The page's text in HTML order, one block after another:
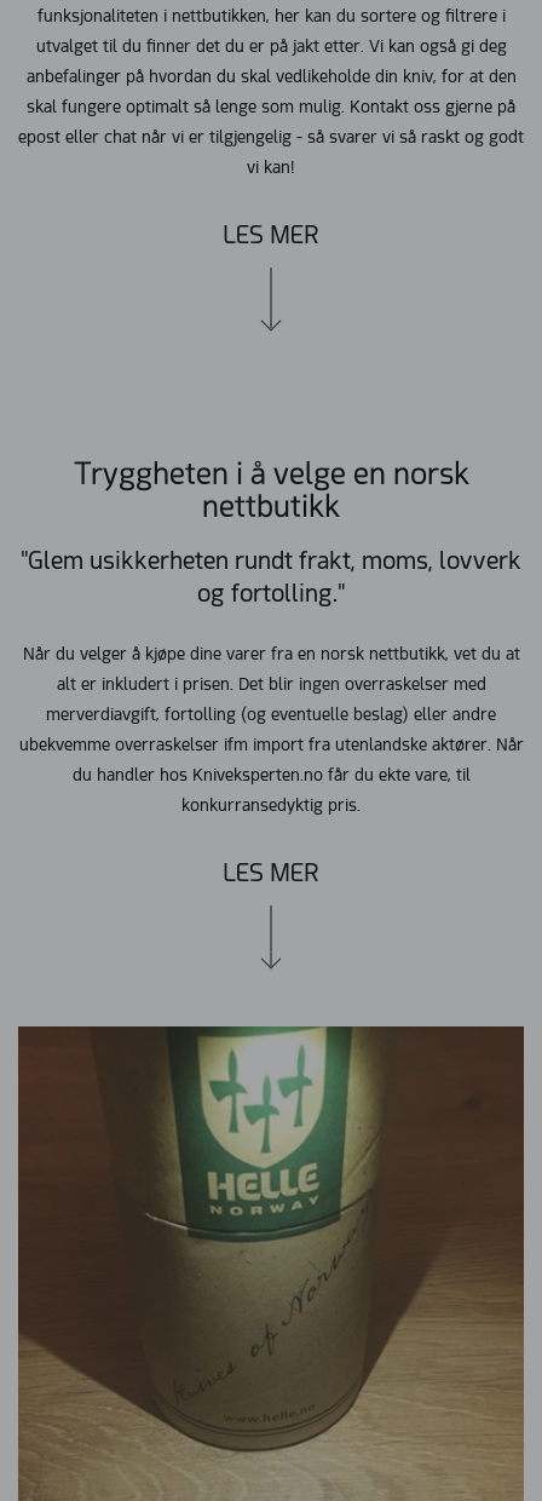
funksjonaliteten i nettbutikken, her kan du sortere og filtrere i
utvalget til du finner det du er på jakt etter. Vi kan også gi deg
anbefalinger på hvordan du skal vedlikeholde din kniv, for at den
skal fungere optimalt så lenge som mulig. Kontakt oss gjerne på
epost eller chat når vi er tilgjengelig - så svarer vi så raskt og godt
vi kan!
LES MER
Tryggheten i å velge en norsk
nettbutikk
"Glem usikkerheten rundt frakt, moms, lovverk
og fortolling."
Når du velger å kjøpe dine varer fra en norsk nettbutikk, vet du at
alt er inkludert i prisen. Det blir ingen overraskelser med
merverdiavgift, fortolling (og eventuelle beslag) eller andre
ubekvemme overraskelser ifm import fra utenlandske aktører. Når
du handler hos Kniveksperten.no får du ekte vare, til
konkurransedyktig pris.
LES MER